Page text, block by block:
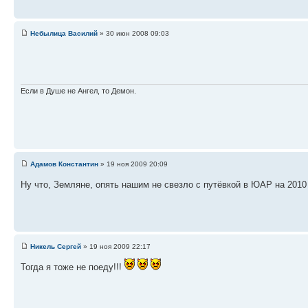
Небылица Василий » 30 июн 2008 09:03
Если в Душе не Ангел, то Демон.
Адамов Константин » 19 ноя 2009 20:09
Ну что, Земляне, опять нашим не свезло с путёвкой в ЮАР на
Никель Сергей » 19 ноя 2009 22:17
Тогда я тоже не поеду!!!